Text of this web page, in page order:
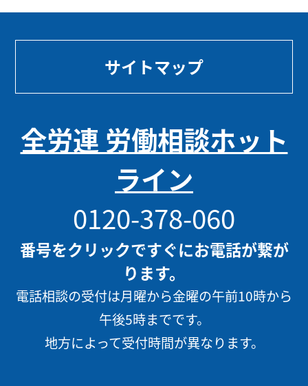
サイトマップ
全労連 労働相談ホット
ライン
0120-378-060
番号をクリックですぐにお電話が繋が
ります。
電話相談の受付は月曜から金曜の午前10時から
午後5時までです。
地方によって受付時間が異なります。